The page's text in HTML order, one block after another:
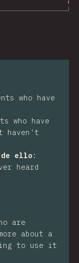
who have
who have
haven't
de ello :
heard
are
about a
to use it